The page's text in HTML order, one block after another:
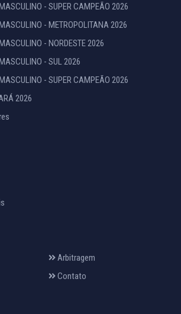
- SUPER CAMPEÃO 2026
- METROPOLITANA 2026
- NORDESTE 2026
- SUL 2026
- SUPER CAMPEÃO 2026
2026
Arbitragem
Contato